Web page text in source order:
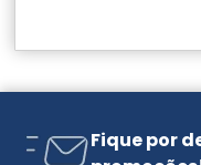
Fique por